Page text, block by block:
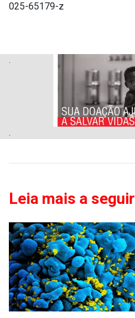
025-65179-z
.
Leia mais a seguir